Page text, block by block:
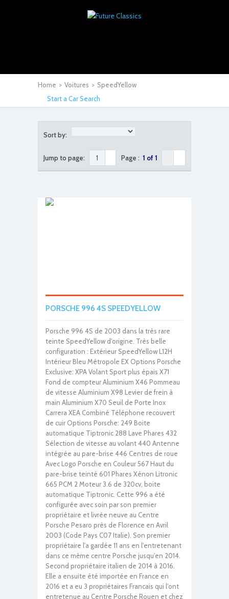
Home > Voitures > SpeedYellow
Start a Car Search
Sort by:
Jump to page: Page : 1 of 1
PORSCHE 996 4S SPEEDYELLOW
Porsche 996 4S de 2003 dans la très rare
teinte SpeedYellow d'origine. Très belle
configuration : Extérieur SpeedYellow L12H
Intérieur Bleu Métropole EX Options Porsche
Exclusive: XPA Volant Sport plus épais X71
Fond de compteur Aluminium X46 Pommeau
de vitesse Aluminium X98 Levier de frein à
main Aluminium X70 Seuil de Porte Inox
Carrera XEA Combiné Téléphone recouvert
de cuir Options Porsche: 249 Boite
automatique Tiptronic 288 Lave Phares 432
Sélection de vitesse au volant 440 Antenne
intégrée au pare-brise 446 Centres de roue
Avec Logo Porsche en Couleur 567 Haut du
pare-brise teinté 601 Phares Xénon Litronic
665 PCM 2 Moteur 3.6 de 320cv, boite
automatique Tiptronic. Cette 996 a été
configurée avec soin par son premier
propriétaire et livrée neuve au Centre
Porsche Pesaro près de Florence en Avril
2003 (Code Pays C07 Italie). Son premier
propriétaire l'a gardée 11 ans en l'entretenant
dans ce même centre Porsche jusqu'en 2014.
Second propriétaire italien de 2014 à 2016.
Elle a ensuite été importée en France en
2016 et a eu 3 propriétaires Francais qui l'ont
entretenue au Centre Porsche Rouen et chez